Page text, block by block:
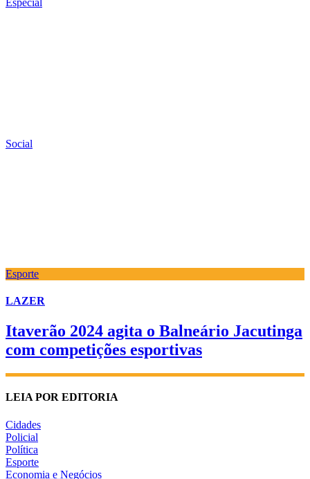
Social
Esporte
LAZER
Itaverão 2024 agita o Balneário Jacutinga
com competições esportivas
LEIA POR EDITORIA
Cidades
Policial
Política
Esporte
Economia e Negócios